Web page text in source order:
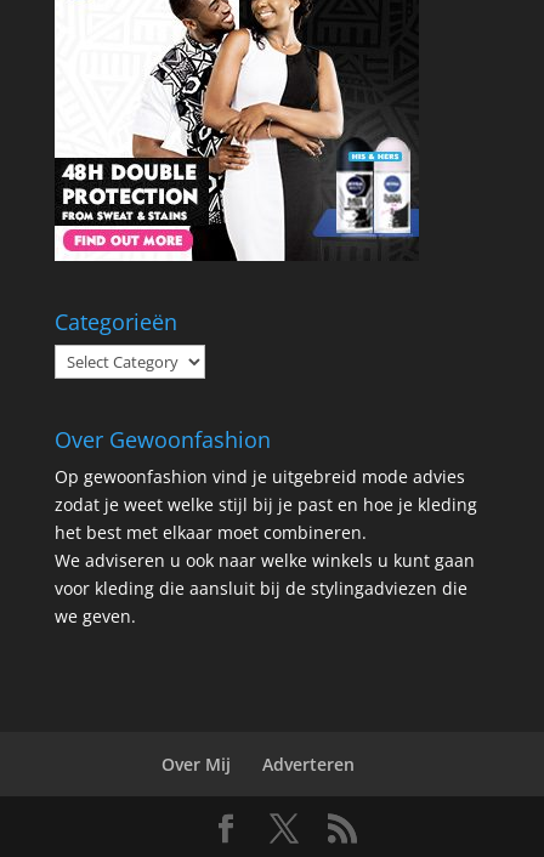
Categorieën
Categorieën
Over Gewoonfashion
Op gewoonfashion vind je uitgebreid mode advies
zodat je weet welke stijl bij je past en hoe je kleding
het best met elkaar moet combineren.
We adviseren u ook naar welke winkels u kunt gaan
voor kleding die aansluit bij de stylingadviezen die
we geven.
Over Mij Adverteren